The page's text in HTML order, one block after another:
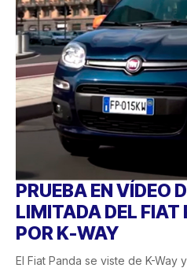
PRUEBA EN VÍDEO
LIMITADA DEL FIAT
POR K-WAY
El Fiat Panda se viste de K-Way